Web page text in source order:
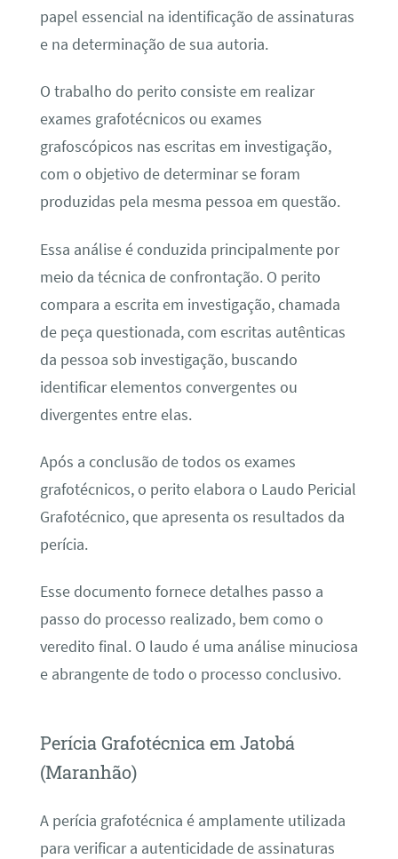
papel essencial na identificação de assinaturas
e na determinação de sua autoria.
O trabalho do perito consiste em realizar
exames grafotécnicos ou exames
grafoscópicos nas escritas em investigação,
com o objetivo de determinar se foram
produzidas pela mesma pessoa em questão.
Essa análise é conduzida principalmente por
meio da técnica de confrontação. O perito
compara a escrita em investigação, chamada
de peça questionada, com escritas autênticas
da pessoa sob investigação, buscando
identificar elementos convergentes ou
divergentes entre elas.
Após a conclusão de todos os exames
grafotécnicos, o perito elabora o Laudo Pericial
Grafotécnico, que apresenta os resultados da
perícia.
Esse documento fornece detalhes passo a
passo do processo realizado, bem como o
veredito final. O laudo é uma análise minuciosa
e abrangente de todo o processo conclusivo.
Perícia Grafotécnica em Jatobá
(Maranhão)
A perícia grafotécnica é amplamente utilizada
para verificar a autenticidade de assinaturas